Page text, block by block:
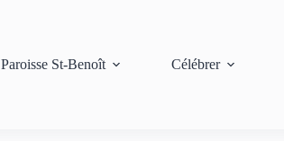
Paroisse St-Benoît Célébrer